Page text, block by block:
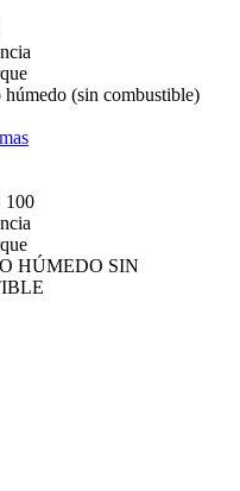
húmedo (sin combustible)
100
HÚMEDO SIN